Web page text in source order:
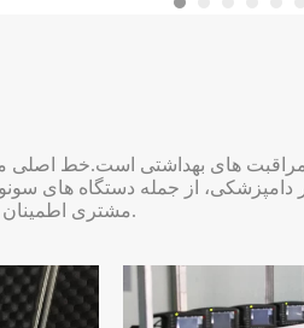
دامپزشکی، از جمله دستگاه های
مشتری اطمینان می دهیم.در زیر محیط تولید ما شامل خط مونتاژ، بازرسی کیفیت، بسته بندی و انبار است.